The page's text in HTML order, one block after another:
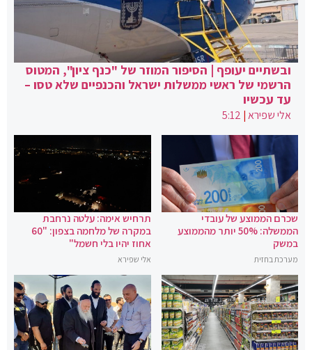
ובשתיים יעופף | הסיפור המוזר של "כנף ציון", המטוס
הרשמי של ראשי ממשלות ישראל והכנפיים שלא טסו –
עד עכשיו
אלי שפירא|
5:12
שכרם הממוצע של עובדי
הממשלה: 50% יותר מהממוצע
במשק
מערכת בחזית
תרחיש אימה: עלטה נרחבת
במקרה של מלחמה בצפון: "60
אחוז יהיו בלי חשמל"
אלי שפירא